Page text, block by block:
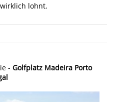
lohnt.
- Golfplatz Madeira Porto